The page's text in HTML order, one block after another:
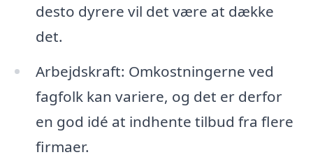
desto dyrere vil det være at dække
det.
Arbejdskraft: Omkostningerne ved
fagfolk kan variere, og det er derfor
en god idé at indhente tilbud fra flere
firmaer.